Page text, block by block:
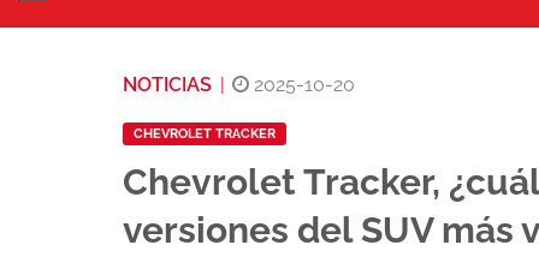
NOTICIAS 2025-10-20
CHEVROLET TRACKER
Chevrolet Tracker,
versiones del SUV más